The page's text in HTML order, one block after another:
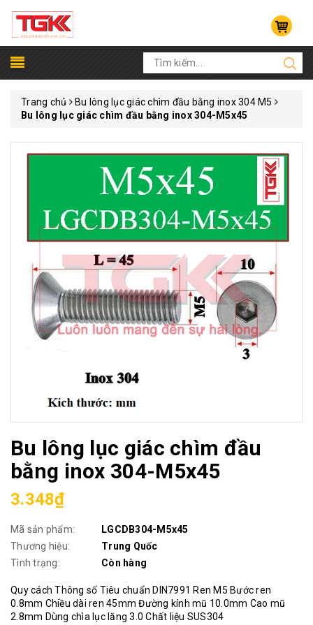
Trang chủ
Bu lông lục giác chìm đầu bằng inox 304 M5
Bu lông lục giác chìm đầu bằng inox 304-M5x45
Bu lông lục giác chìm đầu
bằng inox 304-M5x45
3.348₫
Mã sản phẩm:
LGCDB304-M5x45
Thương hiệu:
Trung Quốc
Tình trạng:
Còn hàng
Quy cách Thông số Tiêu chuẩn DIN7991 Ren M5 Bước ren
0.8mm Chiều dài ren 45mm Đường kính mũ 10.0mm Cao mũ
2.8mm Dùng chìa lục lăng 3.0 Chất liệu SUS304